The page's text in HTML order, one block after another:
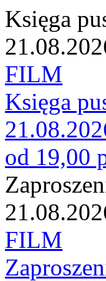
Księga
FILM
Księga
od 19,00
FILM